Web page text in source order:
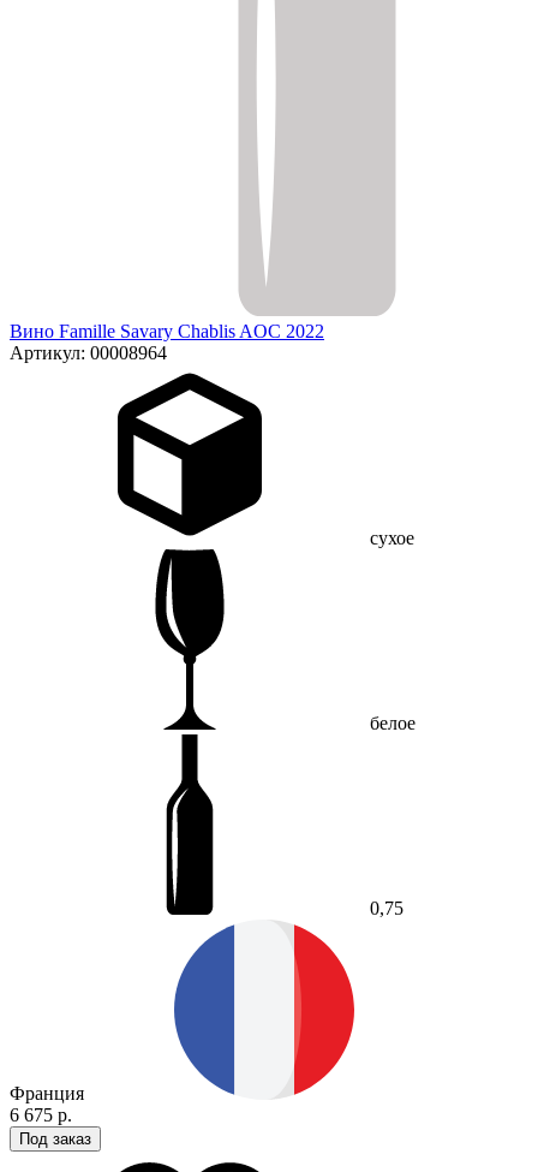
Вино Famille Savary Chablis AOC 2022
Артикул: 00008964
сухое
белое
0,75
Франция
6 675 р.
Под заказ